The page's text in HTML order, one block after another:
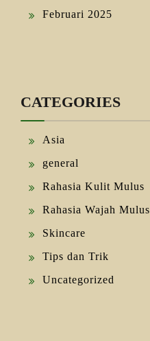
Februari 2025
CATEGORIES
Asia
general
Rahasia Kulit Mulus
Rahasia Wajah Mulus
Skincare
Tips dan Trik
Uncategorized